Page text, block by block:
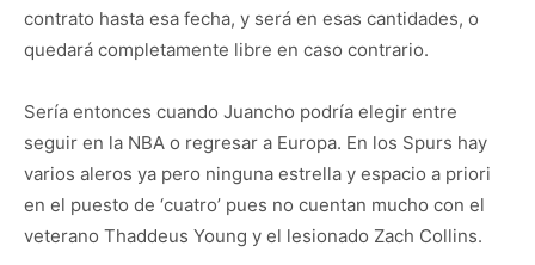
contrato hasta esa fecha, y será en esas cantidades, o
quedará completamente libre en caso contrario.
Sería entonces cuando Juancho podría elegir entre
seguir en la NBA o regresar a Europa. En los Spurs hay
varios aleros ya pero ninguna estrella y espacio a priori
en el puesto de ‘cuatro’ pues no cuentan mucho con el
veterano Thaddeus Young y el lesionado Zach Collins.